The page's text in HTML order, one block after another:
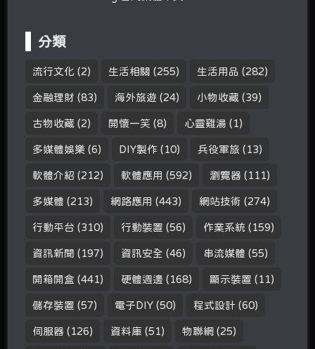
分類
流行文化 (2) 生活相關 (255) 生活用品 (282)
金融理財 (83) 海外旅遊 (24) 小物收藏 (39)
古物收藏 (2) 開懷一笑 (8) 心靈雞湯 (1)
多媒體娛樂 (6) DIY製作 (10) 兵役軍旅 (13)
軟體介紹 (212) 軟體應用 (592) 瀏覽器 (111)
多媒體 (213) 網路應用 (443) 網站技術 (274)
行動平台 (310) 行動裝置 (56) 作業系統 (159)
資訊新聞 (197) 資訊安全 (46) 串流媒體 (55)
開箱開盒 (441) 硬體週邊 (168) 顯示裝置 (11)
儲存裝置 (57) 電子DIY (50) 程式設計 (60)
伺服器 (126) 資料庫 (51) 物聯網 (25)